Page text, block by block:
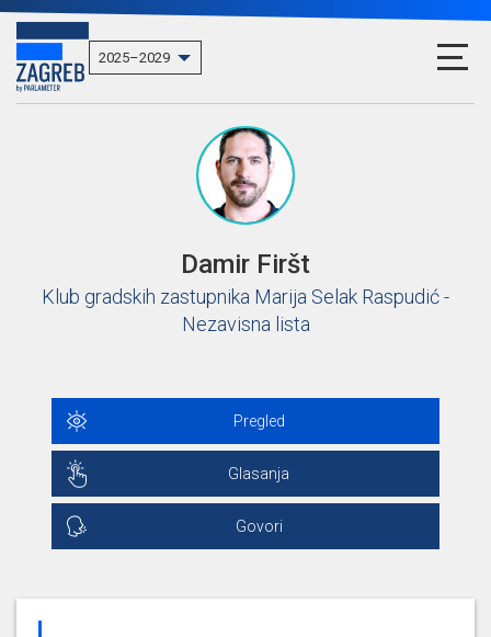
Damir Firšt
Klub gradskih zastupnika Marija Selak Raspudić -
Nezavisna lista
Pregled
Glasanja
Govori